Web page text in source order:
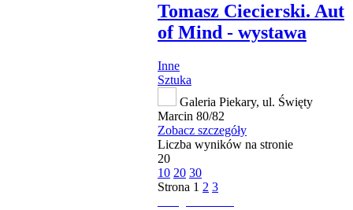
Tomasz Ciecierski. Aut
of Mind - wystawa
Inne
Sztuka
Galeria Piekary, ul. Święty
Marcin 80/82
Zobacz szczegóły
Liczba wyników na stronie
20
10 20 30
Strona 1 2 3